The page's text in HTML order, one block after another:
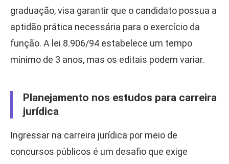
graduação, visa garantir que o candidato possua a
aptidão prática necessária para o exercício da
função. A lei 8.906/94 estabelece um tempo
mínimo de 3 anos, mas os editais podem variar.
Planejamento nos estudos para carreira
jurídica
Ingressar na carreira jurídica por meio de
concursos públicos é um desafio que exige